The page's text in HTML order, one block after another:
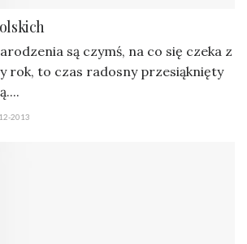
są czymś, na co się czeka z
rok, to czas radosny przesiąknięty
2013